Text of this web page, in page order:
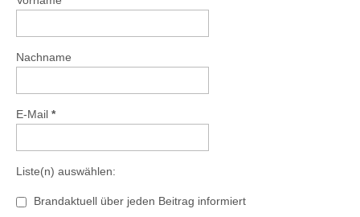
Nachname
E-Mail *
Liste(n) auswählen:
Brandaktuell über jeden Beitrag informiert